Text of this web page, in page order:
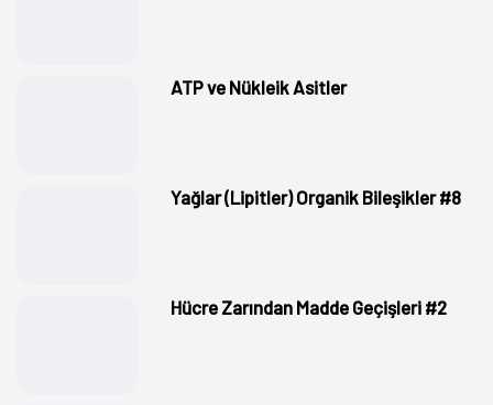
ATP ve Nükleik Asitler
Yağlar (Lipitler) Organik Bileşikler #8
Hücre Zarından Madde Geçişleri #2